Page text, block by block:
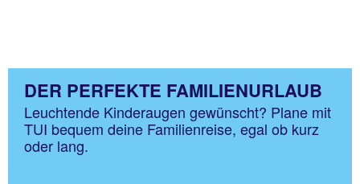
DER PERFEKTE FAMILIENURLAUB
Leuchtende Kinderaugen gewünscht? Plane mit
TUI bequem deine Familienreise, egal ob kurz
oder lang.